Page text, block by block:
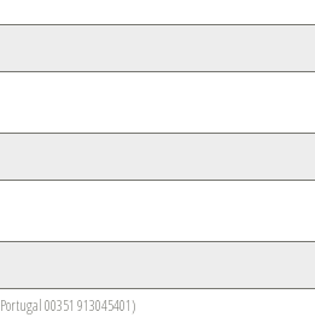
00351 913045401)